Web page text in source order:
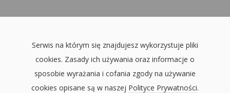
Serwis na którym się znajdujesz wykorzystuje pliki
cookies. Zasady ich używania oraz informacje o
sposobie wyrażania i cofania zgody na używanie
cookies opisane są w naszej Polityce Prywatności.